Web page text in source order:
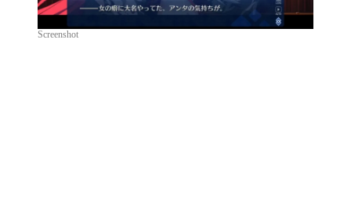
Screenshot